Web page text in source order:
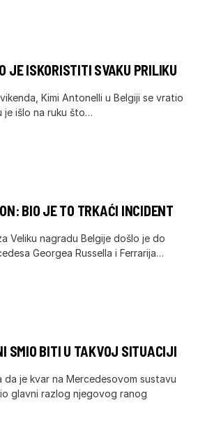
JE ISKORISTITI SVAKU PRILIKU
Kimi Antonelli u Belgiji se vratio
je išlo na ruku što…
BIO JE TO TRKAĆI INCIDENT
Veliku nagradu Belgije došlo je do
Georgea Russella i Ferrarija…
SMIO BITI U TAKVOJ SITUACIJI
da je kvar na Mercedesovom sustavu
glavni razlog njegovog ranog